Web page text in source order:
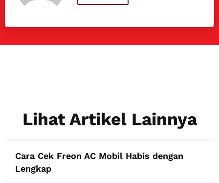
Lihat Artikel Lainnya
Cara Cek Freon AC Mobil Habis dengan
Lengkap